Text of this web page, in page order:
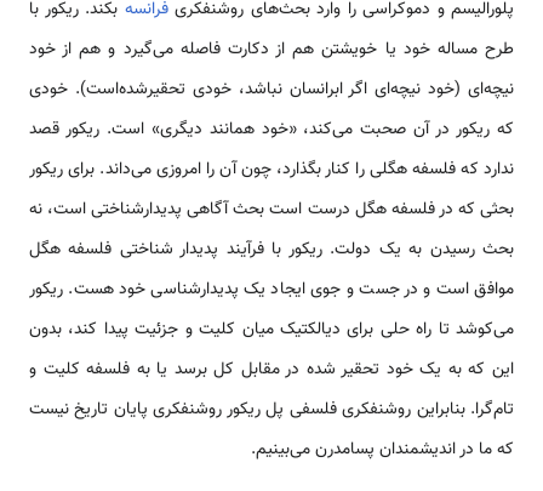
پلورالیسم و دموکراسی را وارد بحث‌های روشنفکریفرانسه بکند. ریکور با
طرح مساله‌ خود یا خویشتن هم از دکارت فاصله می‌گیرد و هم از خود
نیچه‌ای (خود نیچه‌ای اگر ابرانسان نباشد، خودی تحقیرشده‌است). خودی
که ریکور در آن صحبت می‌کند، «خود همانند دیگری» است. ریکور قصد
ندارد که فلسفه‌ هگلی را کنار بگذارد، چون آن را امروزی می‌داند. برای ریکور
بحثی که در فلسفه هگل درست است بحث آگاهی پدیدارشناختی است، نه
بحث رسیدن به یک دولت. ریکور با فرآیند پدیدار شناختی فلسفه هگل
موافق است و در جست و جوی ایجاد یک پدیدارشناسی خود هست. ریکور
می‌کوشد تا راه حلی برای دیالکتیک میان کلیت و جزئیت پیدا کند، بدون
این که به یک خود تحقیر شده در مقابل کل برسد یا به فلسفه‌ کلیت و
تام‌گرا. بنابراین روشنفکری فلسفی پل ریکور روشنفکری پایان تاریخ نیست
که ما در اندیشمندان پسامدرن می‌بینیم.